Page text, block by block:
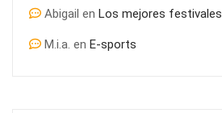
Abigail en Los mejores festivales
M.i.a. en E-sports